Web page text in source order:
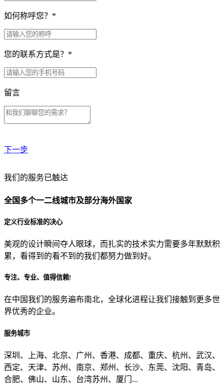
如何称呼您？ *
您的联系方式是？ *
留言
下一步
贵公司预算范围是？
贵公司的团队规模是？
目前主要的营销渠道是？
我们的服务已触达
全国多个一二线城市及部分海外国家
定义行业标准的决心
美观的设计瞬间夺人眼球，而扎实的技术实力需要多年默默积
累，看得到的看不到的我们都努力做到好。
专注、专业、值得信赖!
在中国我们的服务遍布南北，全球化进程让我们接触到更多世
界优秀的企业。
服务城市
深圳、上海、北京、广州、香港、成都、重庆、杭州、武汉、
西定、天津、苏州、南京、郑州、长沙、东莞、沈阳、青岛、
合肥、佛山、山东、台湾苏州、厦门...